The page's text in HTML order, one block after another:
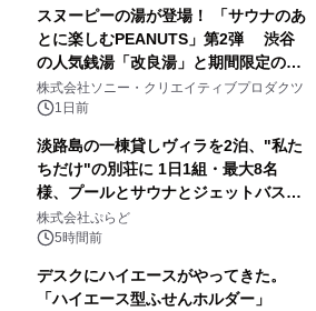
スヌーピーの湯が登場！ 「サウナのあ
とに楽しむPEANUTS」第2弾 渋谷
の人気銭湯「改良湯」と期間限定のコ
ラボレーション サウナイキタイコラ
ボグッズも発売決定！
株式会社ソニー・クリエイティブプロダクツ
1日前
淡路島の一棟貸しヴィラを2泊、"私た
ちだけ"の別荘に 1日1組・最大8名
様、プールとサウナとジェットバス付
きで Villa Mon Temps AWAJIの連泊
素泊りプラン
株式会社ぷらど
5時間前
デスクにハイエースがやってきた。
「ハイエース型ふせんホルダー」